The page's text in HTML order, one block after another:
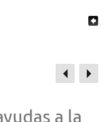
a la